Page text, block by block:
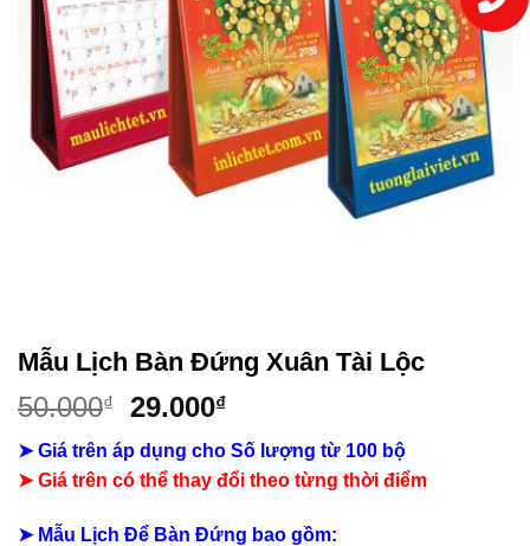
Mẫu Lịch Bàn Đứng Xuân Tài Lộc
50.000₫
Giá
là:
50.000₫.
29.000₫Giá
hiện
tại
là:
29.000₫.
➤ Giá trên áp dụng cho Số lượng từ 100 bộ
➤Giá trên có thể thay đổi theo từng thời điểm
➤ Mẫu Lịch Để Bàn Đứng bao gồm: